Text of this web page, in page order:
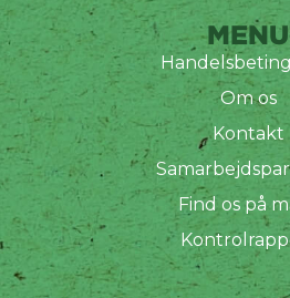
MENU
Om os
Kontakt
Find os på